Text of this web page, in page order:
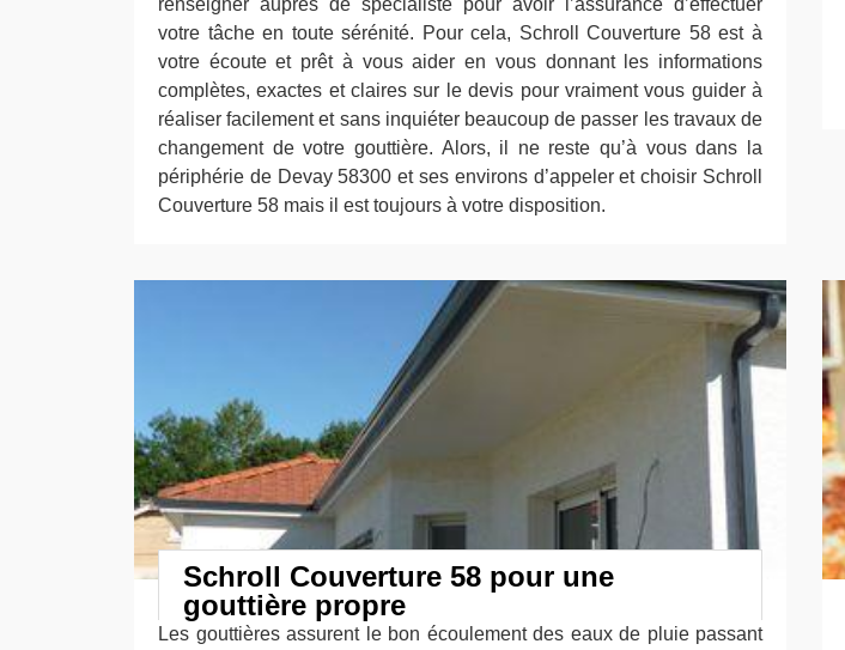
renseigner auprès de spécialiste pour avoir l’assurance d’effectuer
votre tâche en toute sérénité. Pour cela, Schroll Couverture 58 est à
votre écoute et prêt à vous aider en vous donnant les informations
complètes, exactes et claires sur le devis pour vraiment vous guider à
réaliser facilement et sans inquiéter beaucoup de passer les travaux de
changement de votre gouttière. Alors, il ne reste qu’à vous dans la
périphérie de Devay 58300 et ses environs d’appeler et choisir Schroll
Couverture 58 mais il est toujours à votre disposition.
Schroll Couverture 58 pour une
gouttière propre
Les gouttières assurent le bon écoulement des eaux de pluie passant